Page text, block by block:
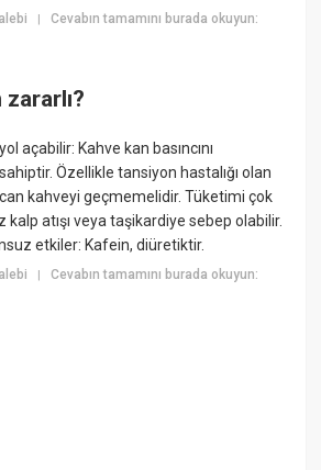
|Cevabın tamamını burada okuyun:
açabilir: Kahve kan basıncını
Özellikle tansiyon hastalığı olan
kahveyi geçmemelidir. Tüketimi çok
atışı veya taşikardiye sebep olabilir.
etkiler: Kafein, diüretiktir.
|Cevabın tamamını burada okuyun: